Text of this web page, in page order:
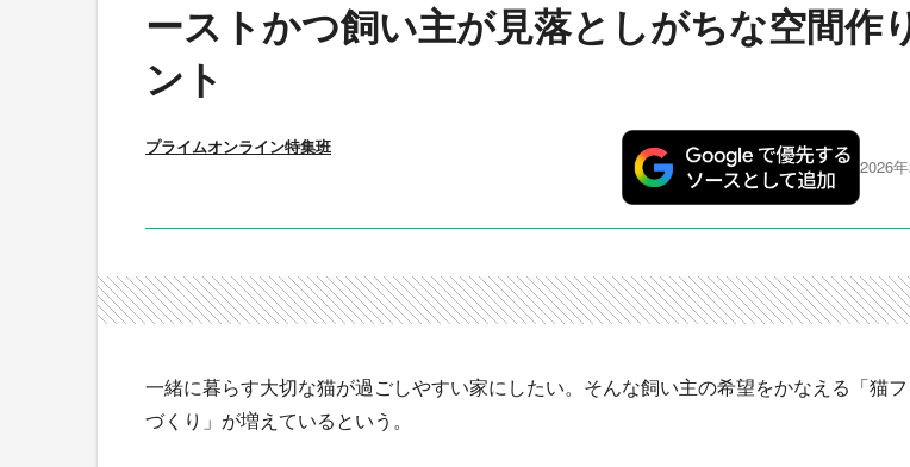
ーストかつ飼い主が見落としがちな空間作
ント
プライムオンライン特集班
2026
一緒に暮らす大切な猫が過ごしやすい家にしたい。そんな飼い主の希望をかなえる「猫
づくり」が増えているという。